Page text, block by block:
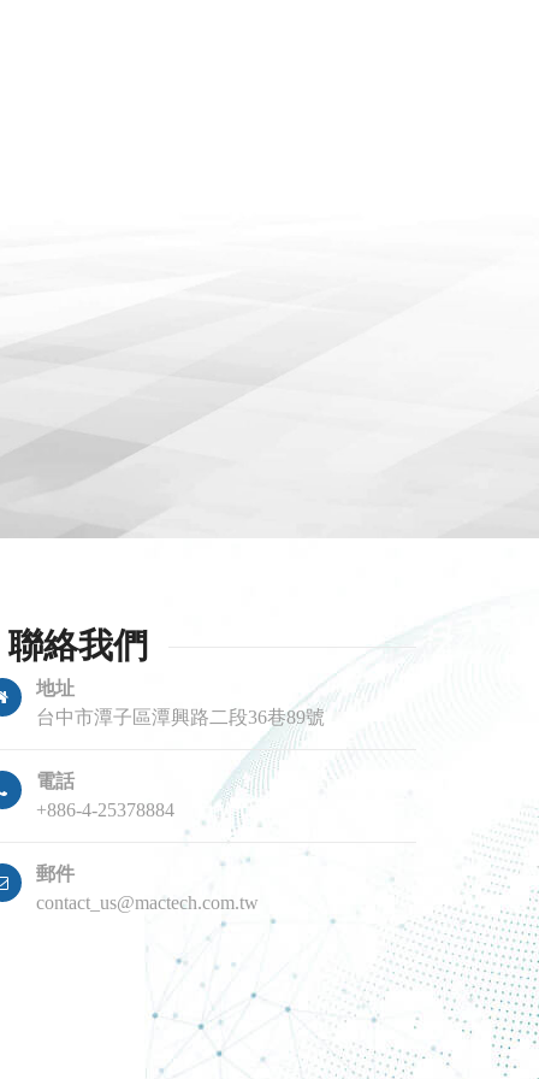
聯絡我們
地址
台中市潭子區潭興路二段36巷89號
電話
+886-4-25378884
郵件
contact_us@mactech.com.tw